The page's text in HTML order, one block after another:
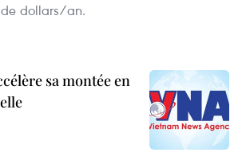
dollars/an.
sa montée en